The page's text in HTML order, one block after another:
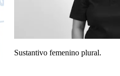
Sustantivo femenino plural.